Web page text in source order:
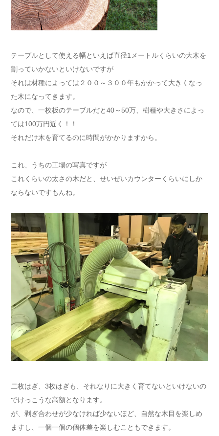
テーブルとして使える幅といえば直径1メートルくらいの大木を
割っていかないといけないですが
それは材種によっては２００～３００年もかかって大きくなっ
た木になってきます。
なので、一枚板のテーブルだと40～50万、樹種や大きさによっ
ては100万円近く！！
それだけ木を育てるのに時間がかかりますから。
これ、うちの工場の写真ですが
これくらいの太さの木だと、せいぜいカウンターくらいにしか
ならないですもんね。
二枚はぎ、3枚はぎも、それなりに大きく育てないといけないの
でけっこうな高額となります。
が、剥ぎ合わせが少なければ少ないほど、自然な木目を楽しめ
ますし、一個一個の個体差を楽しむこともできます。